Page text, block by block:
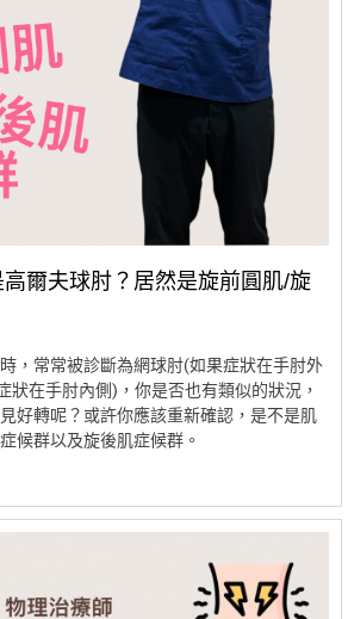
爾夫球肘？居然是旋前圓肌/旋
，常常被診斷為網球肘(如果症狀在手肘外
狀在手肘內側)，你是否也有類似的狀況，
好轉呢？或許你應該重新確認，是不是肌
候群以及旋後肌症候群。